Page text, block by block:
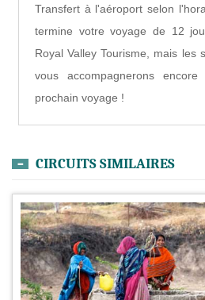
Transfert à l'aéroport selon
termine votre voyage de 12
Royal Valley Tourisme, mais les
vous accompagnerons encore
prochain voyage !
CIRCUITS SIMILAIRES